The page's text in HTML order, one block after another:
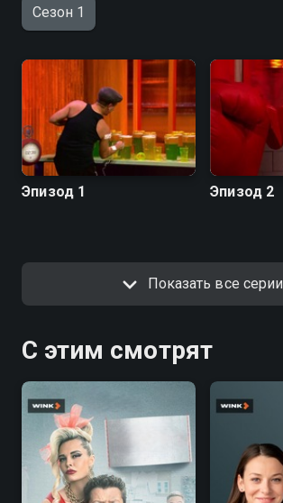
Сезон 1
Эпизод 1 Эпизод 2
Показать все серии
С этим смотрят